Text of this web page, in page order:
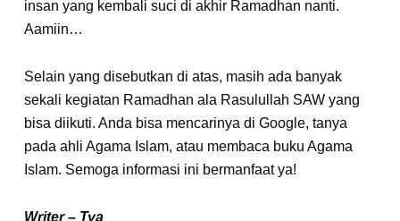
insan yang kembali suci di akhir Ramadhan nanti.
Aamiin…
Selain yang disebutkan di atas, masih ada banyak
sekali kegiatan Ramadhan ala Rasulullah SAW yang
bisa diikuti. Anda bisa mencarinya di Google, tanya
pada ahli Agama Islam, atau membaca buku Agama
Islam. Semoga informasi ini bermanfaat ya!
Writer – Tya